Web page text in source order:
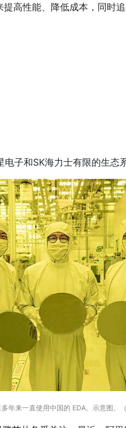
高性能、降低成本，同时追
子和SK海力士有限的生态
年来一直使用中国的 EDA。示意图。（